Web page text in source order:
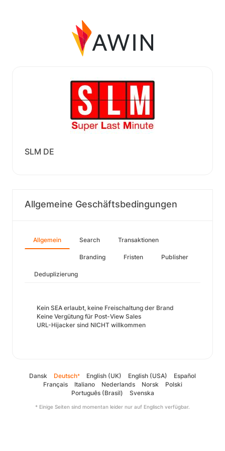
SLM DE
Allgemeine Geschäftsbedingungen
Allgemein Search Transaktionen
Branding Fristen Publisher
Deduplizierung
Kein SEA erlaubt, keine Freischaltung der Brand
Keine Vergütung für Post-View Sales
URL-Hijacker sind NICHT willkommen
Dansk Deutsch* English (UK) English (USA)
Español
Français
Italiano Nederlands Norsk
Polski
Português (Brasil)
Svenska
* Einige Seiten sind momentan leider nur auf Englisch verfügbar.